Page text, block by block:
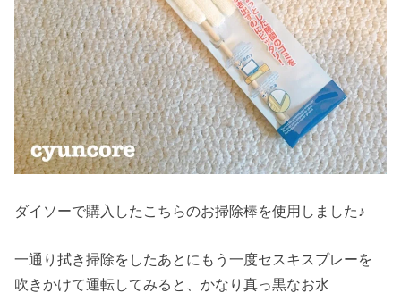
ダイソーで購入したこちらのお掃除棒を使用しました♪
一通り拭き掃除をしたあとにもう一度セスキスプレーを
吹きかけて運転してみると、かなり真っ黒なお水